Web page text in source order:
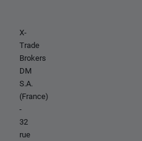
X-
Trade
Brokers
DM
S.A.
(France)
-
32
rue